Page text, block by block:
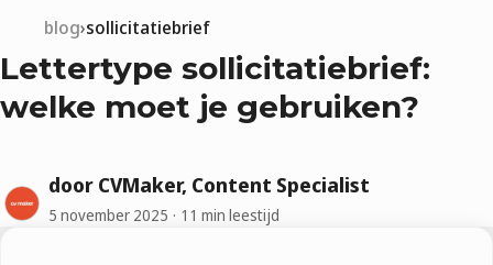
blog sollicitatiebrief
Lettertype sollicitatiebrief:
welke moet je gebruiken?
door CVMaker, Content Specialist
5 november 2025 11 min leestijd